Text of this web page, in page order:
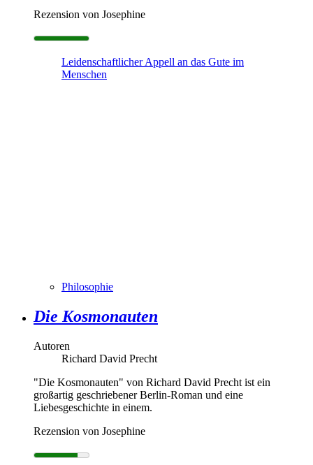
Rezension von Josephine
Leidenschaftlicher Appell an das Gute im
Menschen
Philosophie
Die Kosmonauten
Autoren
Richard David Precht
"Die Kosmonauten" von Richard David Precht ist ein
großartig geschriebener Berlin-Roman und eine
Liebesgeschichte in einem.
Rezension von Josephine